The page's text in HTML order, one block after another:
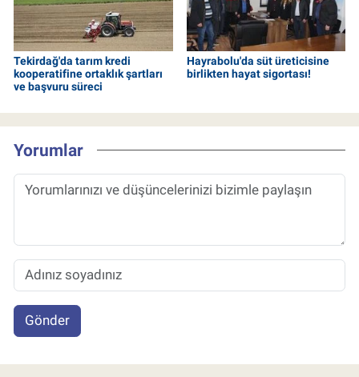
Tekirdağ'da tarım kredi
kooperatifine ortaklık şartları
ve başvuru süreci
Hayrabolu'da süt üreticisine
birlikten hayat sigortası!
Yorumlar
Gönder